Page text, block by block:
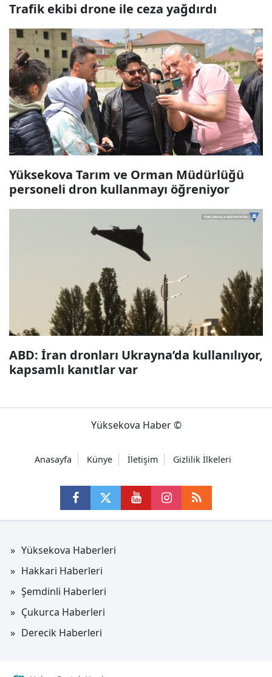
Trafik ekibi drone ile ceza yağdırdı
Yüksekova Tarım ve Orman Müdürlüğü
personeli dron kullanmayı öğreniyor
ABD: İran dronları Ukrayna’da kullanılıyor,
kapsamlı kanıtlar var
Yüksekova Haber ©
Anasayfa Künye İletişim Gizlilik İlkeleri
Yüksekova Haberleri
Hakkari Haberleri
Şemdinli Haberleri
Çukurca Haberleri
Derecik Haberleri